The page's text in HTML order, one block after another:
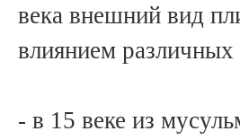
века внешний вид
влиянием различных
- в 15 веке из